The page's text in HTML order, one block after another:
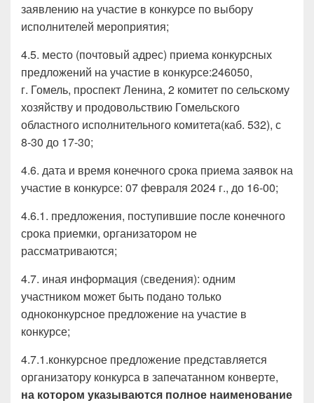
заявлению на участие в конкурсе по выбору
исполнителей мероприятия;
4.5. место (почтовый адрес) приема конкурсных
предложений на участие в конкурсе:246050,
г. Гомель, проспект Ленина, 2 комитет по сельскому
хозяйству и продовольствию Гомельского
областного исполнительного комитета(каб. 532), с
8-30 до 17-30;
4.6. дата и время конечного срока приема заявок на
участие в конкурсе: 07 февраля 2024 г., до 16-00;
4.6.1. предложения, поступившие после конечного
срока приемки, организатором не
рассматриваются;
4.7. иная информация (сведения): одним
участником может быть подано только
одноконкурсное предложение на участие в
конкурсе;
4.7.1.конкурсное предложение представляется
организатору конкурса в запечатанном конверте,
на котором указываются полное наименование